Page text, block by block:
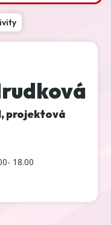
projektová
18.00